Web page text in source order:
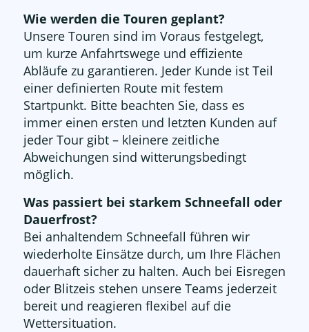
Wie werden die Touren geplant?
Unsere Touren sind im Voraus festgelegt,
um kurze Anfahrtswege und effiziente
Abläufe zu garantieren. Jeder Kunde ist Teil
einer definierten Route mit festem
Startpunkt. Bitte beachten Sie, dass es
immer einen ersten und letzten Kunden auf
jeder Tour gibt – kleinere zeitliche
Abweichungen sind witterungsbedingt
möglich.
Was passiert bei starkem Schneefall oder
Dauerfrost?
Bei anhaltendem Schneefall führen wir
wiederholte Einsätze durch, um Ihre Flächen
dauerhaft sicher zu halten. Auch bei Eisregen
oder Blitzeis stehen unsere Teams jederzeit
bereit und reagieren flexibel auf die
Wettersituation.